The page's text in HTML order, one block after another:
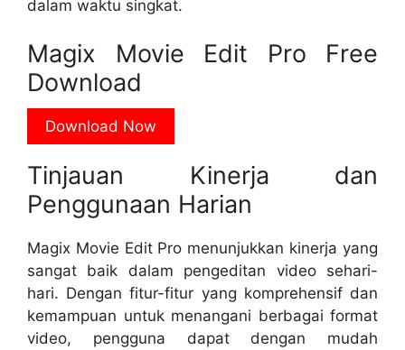
dalam waktu singkat.
Magix Movie Edit Pro Free
Download
Download Now
Tinjauan Kinerja dan
Penggunaan Harian
Magix Movie Edit Pro menunjukkan kinerja yang
sangat baik dalam pengeditan video sehari-
hari. Dengan fitur-fitur yang komprehensif dan
kemampuan untuk menangani berbagai format
video, pengguna dapat dengan mudah